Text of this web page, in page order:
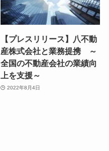
【プレスリリース】八不動
産株式会社と業務提携 ～
全国の不動産会社の業績向
上を支援～
2022年8月4日